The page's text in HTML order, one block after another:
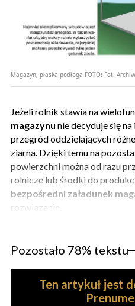
Magazyn, płaska podłoga FOTO: Fot.
Jeżeli rolnik stawia na
magazynu nie decyduje się
przegród oddzielających
ziarna. Dzięki temu na
powierzchni można od razu
rolnicze lub środki do
bezpośredni załadunek
rozwiązanie.
Pozostało 78% tekstu
Ten artykuł jest